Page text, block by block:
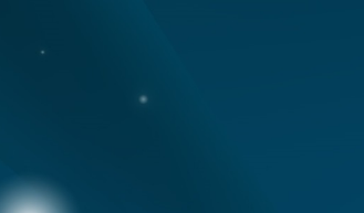
19:55 : Moderne indonesische Gamelanmusik:
19:51 : Das Experiment Leonore Gewessler: Eine